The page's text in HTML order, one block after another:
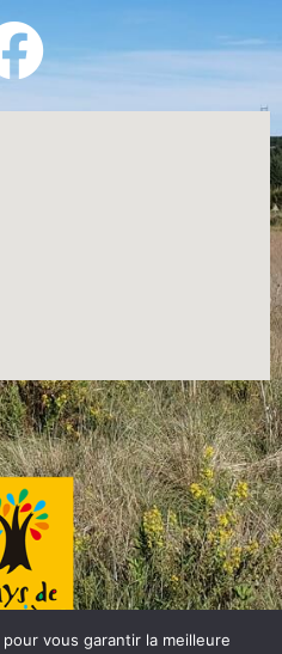
vous garantir la meilleure